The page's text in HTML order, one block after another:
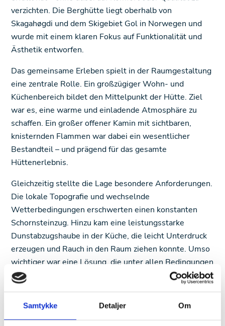
Samtykke Detaljer Om
verzichten. Die Berghütte liegt oberhalb von
Skagahøgdi und dem Skigebiet Gol in Norwegen und
wurde mit einem klaren Fokus auf Funktionalität und
Ästhetik entworfen.
Das gemeinsame Erleben spielt in der Raumgestaltung
eine zentrale Rolle. Ein großzügiger Wohn- und
Küchenbereich bildet den Mittelpunkt der Hütte. Ziel
war es, eine warme und einladende Atmosphäre zu
schaffen. Ein großer offener Kamin mit sichtbaren,
knisternden Flammen war dabei ein wesentlicher
Bestandteil – und prägend für das gesamte
Hüttenerlebnis.
Gleichzeitig stellte die Lage besondere Anforderungen.
Die lokale Topografie und wechselnde
Wetterbedingungen erschwerten einen konstanten
Schornsteinzug. Hinzu kam eine leistungsstarke
Dunstabzugshaube in der Küche, die leicht Unterdruck
erzeugen und Rauch in den Raum ziehen konnte. Umso
wichtiger war eine Lösung, die unter allen Bedingungen
zuverlässig funktioniert.